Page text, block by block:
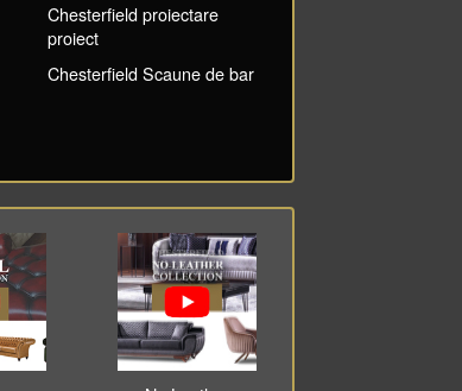
Chesterfield proiectare
proiect
Chesterfield Scaune de bar